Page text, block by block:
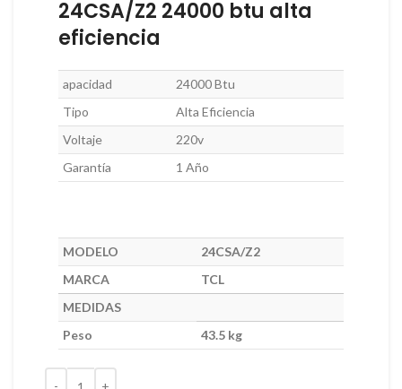
24CSA/Z2 24000 btu alta
eficiencia
apacidad
24000 Btu
Tipo
Alta Eficiencia
Voltaje
220v
Garantía
1 Año
MODELO
24CSA/Z2
MARCA
TCL
MEDIDAS
Peso
43.5 kg